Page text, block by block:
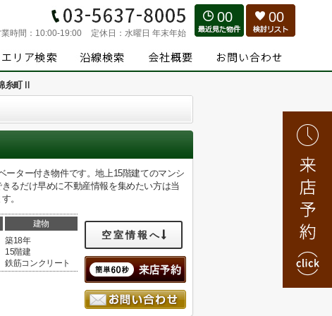
時間： 10:00-19:00 定休日： 水曜日 年末年始
00 00
糸町Ⅱ
ーター付き物件です。地上15階建てのマンシ
るだけ早めに不動産情報を集めたい方は当
。
建物
築18年
15階建
鉄筋コンクリート
空室情報へ